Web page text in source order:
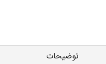
توضیحات